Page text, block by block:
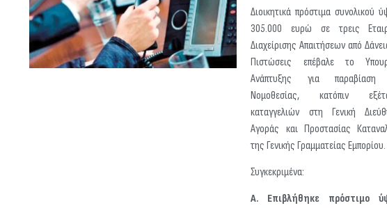
Διοικητικά πρόστιμα συνολικού
305.000 ευρώ σε τρεις
Διαχείρισης Απαιτήσεων από
Πιστώσεις επέβαλε το
Ανάπτυξης για παραβίαση
Νομοθεσίας, κατόπιν
καταγγελιών στη Γενική
Αγοράς και Προστασίας
της Γενικής Γραμματείας Εμπορίου.
Συγκεκριμένα:
Α. Επιβλήθηκε πρόστιμο